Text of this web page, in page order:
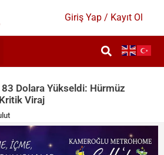
Giriş Yap / Kayıt Ol
Savunma Anlaşması: Türkiye,
Pakistan
Bahar Duygun